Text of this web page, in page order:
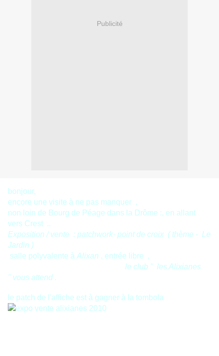
Publicité
bonjour,
encore une visite à ne pas manquer ,
non loin de Bourg de Péage dans la Drôme :, en allant
vers Crest ..
Exposition / vente : patchwork- point de croix ( thème - Le
Jardin )
salle polyvalente à Alixan , entrée libre ,
le club '' les Alixianes
'' vous attend .
le patch de l'affiche est à gagner à la tombola